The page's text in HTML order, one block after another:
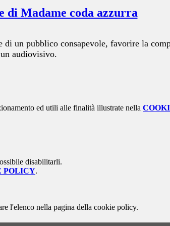
di Madame coda azzurra
un pubblico consapevole, favorire la
audiovisivo.
ed utili alle finalità illustrate nella
disabilitarli.
POLICY.
l'elenco nella pagina della cookie policy.